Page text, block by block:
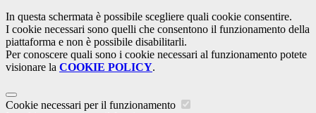
In questa schermata è possibile scegliere quali cookie consentire.
I cookie necessari sono quelli che consentono il funzionamento della
piattaforma e non è possibile disabilitarli.
Per conoscere quali sono i cookie necessari al funzionamento potete
visionare la COOKIE POLICY.
Cookie necessari per il funzionamento